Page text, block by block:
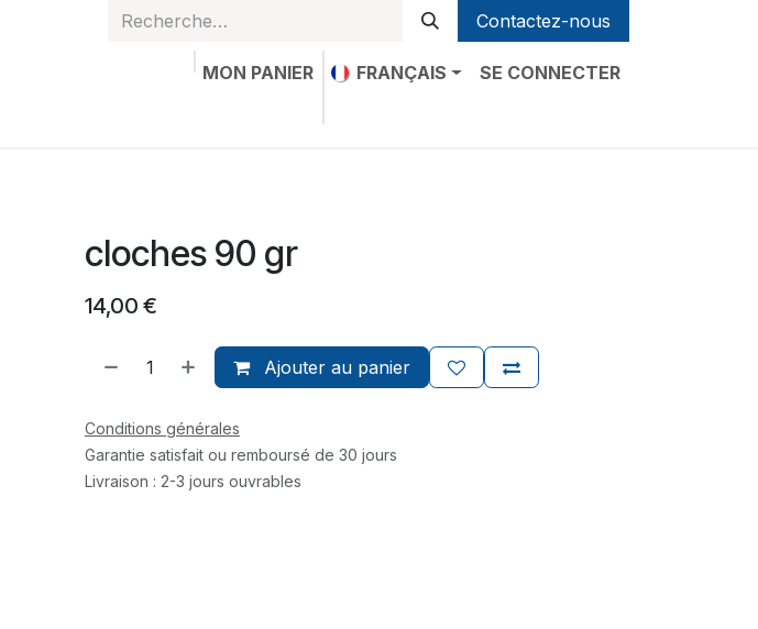
Contactez-nous
MON PANIER FRANÇAIS
SE CONNECTER
cloches 90 gr
14,00 €
Ajouter au panier
Conditions générales
Garantie satisfait ou remboursé de 30 jours
Livraison : 2-3 jours ouvrables